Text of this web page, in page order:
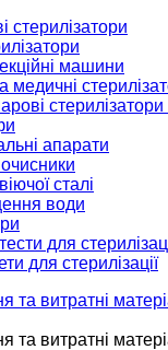
стерилізатори
машини
медичні
стерилізатори
апарати
сталі
води
для
для стерилізації
витратні
витратні